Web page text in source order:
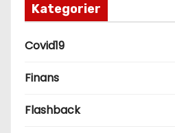
Kategorier
Covid19
Finans
Flashback